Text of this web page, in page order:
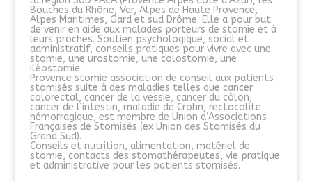
Bouches du Rhône, Var, Alpes de Haute Provence,
Alpes Maritimes, Gard et sud Drôme. Elle a pour but
de venir en aide aux malades porteurs de stomie et à
leurs proches. Soutien psychologique, social et
administratif, conseils pratiques pour vivre avec une
stomie, une urostomie, une colostomie, une
iléostomie.
Provence stomie association de conseil aux patients
stomisés suite à des maladies telles que cancer
colorectal, cancer de la vessie, cancer du côlon,
cancer de l’intestin, maladie de Crohn, rectocolite
hémorragique, est membre de Union d’Associations
Françaises de Stomisés (ex Union des Stomisés du
Grand Sud).
Conseils et nutrition, alimentation, matériel de
stomie, contacts des stomathérapeutes, vie pratique
et administrative pour les patients stomisés.